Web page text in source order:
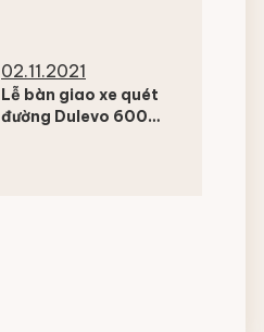
02.11.2021
Lễ bàn giao xe quét
đường Dulevo 6000